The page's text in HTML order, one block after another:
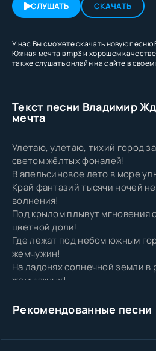
СЛУШАТЬ СКАЧАТЬ
У нас Вы сможете скачать новую
Южная мечта в mp3 и хорошем
также слушать онлайн на сайте в
Текст песни Владимир
мечта
Улетаю, улетаю, тихий город
светом жёлтых фоналей!
В апельсиновое лето в море
Край фантазий тысячи ночей
волнения!
Под крылом плывут мгновения
цветной доли!
Где лежат под небом южным
жемчужин!
На ладонях солнечной земли в
жемчужных!
В Адлер рейсом срочным в край
Рекомендованные песни